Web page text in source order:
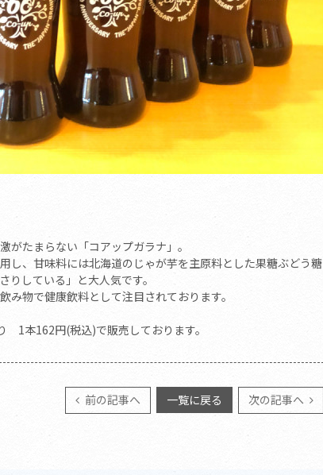
がたまらない「コアップガラナ」。
し、甘味料には北海道のじゃが芋を主原料とした果糖ぶどう糖
している」と大人気です。
み物で健康飲料として注目されております。
1本162円(税込)で販売しております。
前の記事へ 一覧に戻る 次の記事へ